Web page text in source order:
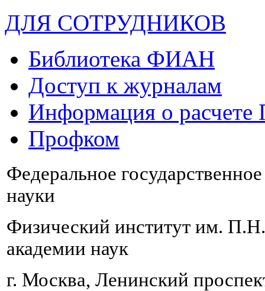
ДЛЯ СОТРУДНИКОВ
Библиотека ФИАН
Доступ к журналам
Информация о
Профком
Федеральное
науки
Физический институт им.
академии наук
г. Москва, Ленинский